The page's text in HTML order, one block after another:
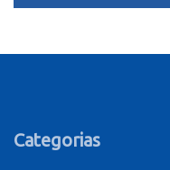
Categorias